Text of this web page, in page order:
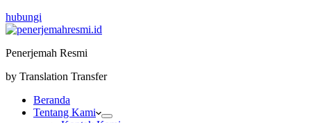
hubungi
Penerjemah Resmi
by Translation Transfer
Beranda
Tentang Kami